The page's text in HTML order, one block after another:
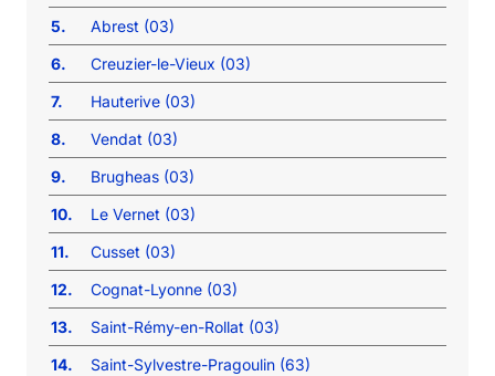
5.
Abrest (03)
6.
Creuzier-le-Vieux (03)
7.
Hauterive (03)
8.
Vendat (03)
9.
Brugheas (03)
10.
Le Vernet (03)
11.
Cusset (03)
12.
Cognat-Lyonne (03)
13.
Saint-Rémy-en-Rollat (03)
14.
Saint-Sylvestre-Pragoulin (63)